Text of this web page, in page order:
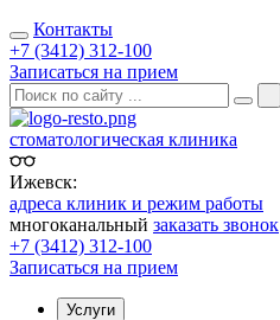
Контакты
+7 (3412) 312-100
Записаться на прием
стоматологическая клиника
Ижевск:
адреса клиник и режим работы
многоканальный заказать звонок
+7 (3412) 312-100
Записаться на прием
Услуги